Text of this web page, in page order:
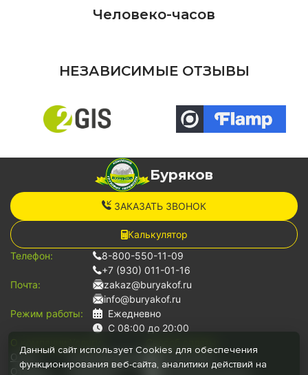
Человеко-часов
НЕЗАВИСИМЫЕ ОТЗЫВЫ
Буряков
ЗАКАЗАТЬ ЗВОНОК
Калькулятор
Телефон:
8-800-550-11-09
+7 (930) 011-01-16
Почта:
zakaz@buryakof.ru
info@buryakof.ru
Режим работы:
Ежедневно
С 08:00 до 20:00
О компании:
О нас
Отзывы
Грузоперевозки
Переезды
Наличными
Банковской картой
Данный сайт использует Cookies для обеспечения
функционирования веб-сайта, аналитики действий на